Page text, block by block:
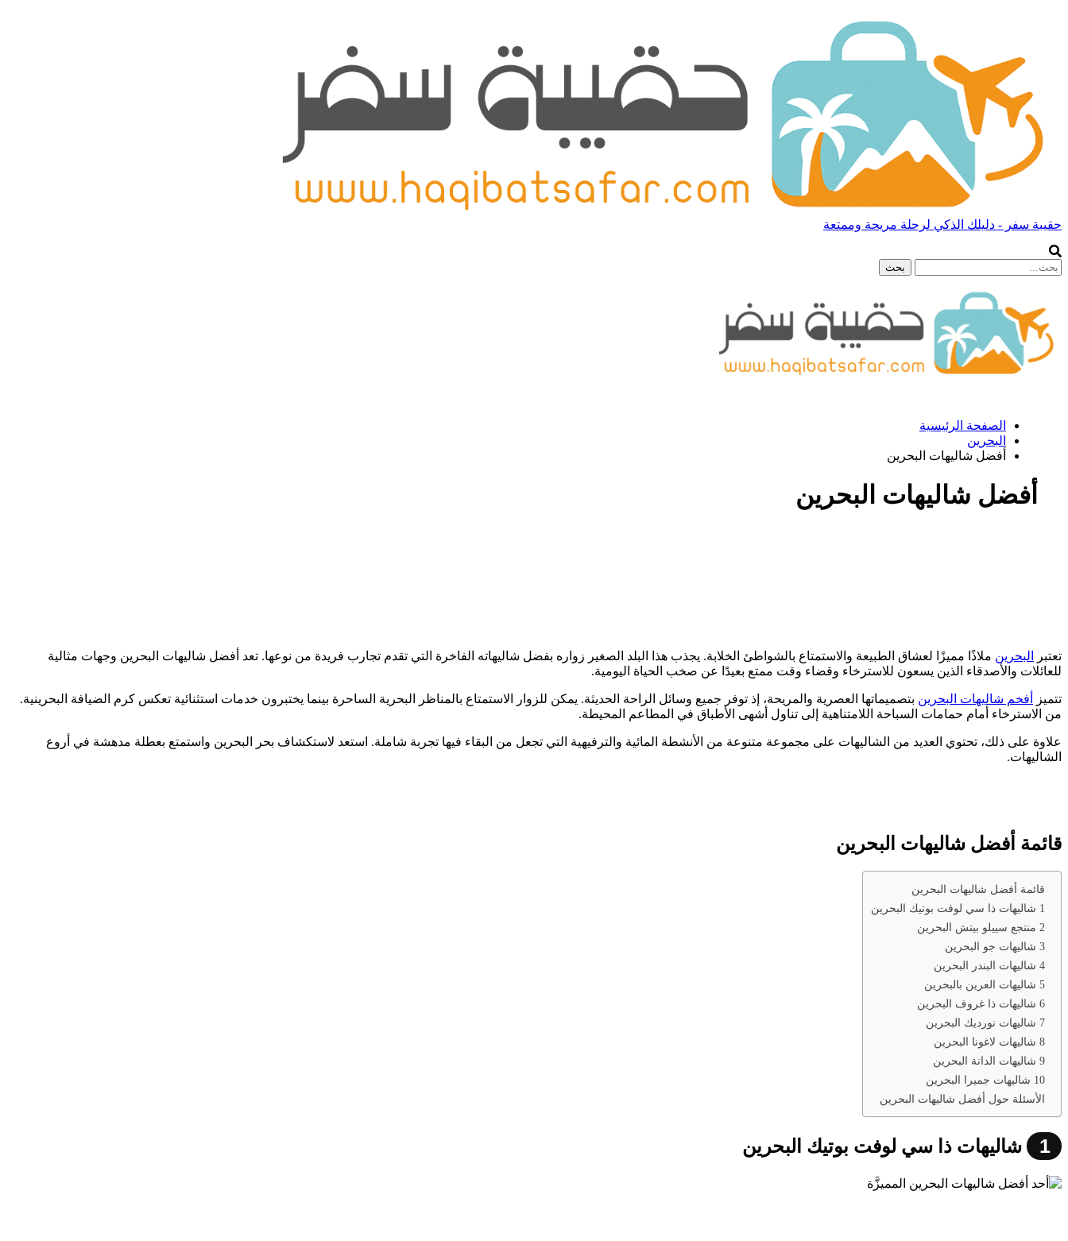
حقيبة سفر - دليلك الذكي لرحلة مريحة وممتعة
الصفحة الرئيسية
البحرين
أفضل شاليهات البحرين
أفضل شاليهات البحرين
تعتبر البحرين ملاذًا مميزًا لعشاق الطبيعة والاستمتاع بالشواطئ الخلابة. يجذب هذا البلد الصغير زواره بفضل شاليهاته الفاخرة التي تقدم تجارب فريدة من نوعها. تعد أفضل شاليهات البحرين وجهات مثالية
للعائلات والأصدقاء الذين يسعون للاسترخاء وقضاء وقت ممتع بعيدًا عن صخب الحياة اليومية.
تتميز أفخم شاليهات البحرين بتصميماتها العصرية والمريحة، إذ توفر جميع وسائل الراحة الحديثة. يمكن للزوار الاستمتاع بالمناظر البحرية الساحرة بينما يختبرون خدمات استثنائية تعكس كرم الضيافة البحرينية.
من الاسترخاء أمام حمامات السباحة اللامتناهية إلى تناول أشهى الأطباق في المطاعم المحيطة.
علاوة على ذلك، تحتوي العديد من الشاليهات على مجموعة متنوعة من الأنشطة المائية والترفيهية التي تجعل من البقاء فيها تجربة شاملة. استعد لاستكشاف بحر البحرين واستمتع بعطلة مدهشة في أروع
الشاليهات.
قائمة أفضل شاليهات البحرين
قائمة أفضل شاليهات البحرين
1 شاليهات ذا سي لوفت بوتيك البحرين
2 منتجع سييلو بيتش البحرين
3 شاليهات جو البحرين
4 شاليهات البندر البحرين
5 شاليهات العرين بالبحرين
6 شاليهات ذا غروف البحرين
7 شاليهات نورديك البحرين
8 شاليهات لاغونا البحرين
9 شاليهات الدانة البحرين
10 شاليهات جميرا البحرين
الأسئلة حول أفضل شاليهات البحرين
1 شاليهات ذا سي لوفت بوتيك البحرين